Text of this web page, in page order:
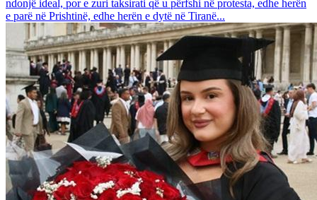
ndonjë ideal, por e zuri taksirati që u përfshi në protesta, edhe herën
e parë në Prishtinë, edhe herën e dytë në Tiranë...